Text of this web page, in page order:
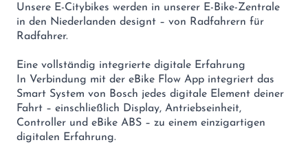
Unsere E-Citybikes werden in unserer E-Bike-Zentrale
in den Niederlanden designt – von Radfahrern für
Radfahrer.
Eine vollständig integrierte digitale Erfahrung
In Verbindung mit der eBike Flow App integriert das
Smart System von Bosch jedes digitale Element deiner
Fahrt – einschließlich Display, Antriebseinheit,
Controller und eBike ABS – zu einem einzigartigen
digitalen Erfahrung.